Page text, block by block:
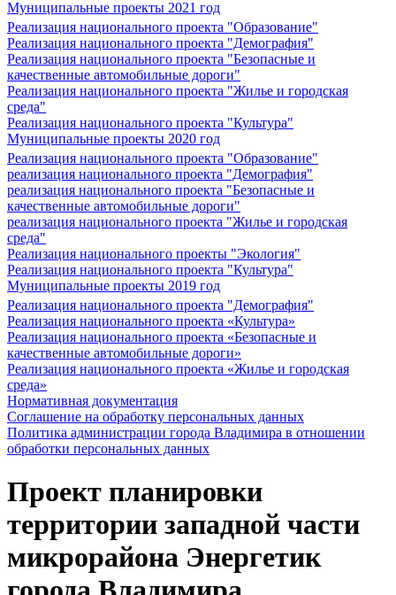
Муниципальные проекты 2021 год
Реализация национального проекта "Образование"
Реализация национального проекта "Демография"
Реализация национального проекта "Безопасные и
качественные автомобильные дороги"
Реализация национального проекта "Жилье и городская
среда"
Реализация национального проекта "Культура"
Муниципальные проекты 2020 год
Реализация национального проекта "Образование"
реализация национального проекта "Демография"
реализация национального проекта "Безопасные и
качественные автомобильные дороги"
реализация национального проекта "Жилье и городская
среда"
Реализация национального проекты "Экология"
Реализация национального проекта "Культура"
Муниципальные проекты 2019 год
Реализация национального проекта "Демография"
Реализация национального проекта «Культура»
Реализация национального проекта «Безопасные и
качественные автомобильные дороги»
Реализация национального проекта «Жилье и городская
среда»
Нормативная документация
Соглашение на обработку персональных данных
Политика администрации города Владимира в отношении
обработки персональных данных
Проект планировки
территории западной части
микрорайона Энергетик